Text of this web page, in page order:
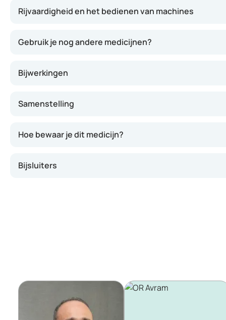
Rijvaardigheid en het bedienen van machines
Gebruik je nog andere medicijnen?
Bijwerkingen
Samenstelling
Hoe bewaar je dit medicijn?
Bijsluiters